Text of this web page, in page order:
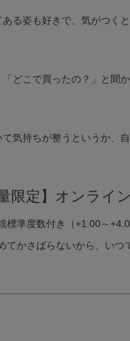
る姿も好きで、気がつくと
どこで買ったの？」と聞
気持ちが整うというか、
量限定】オンライ
標準度数付き（+1.00～
かさばらないから、いつ
レー」と入力